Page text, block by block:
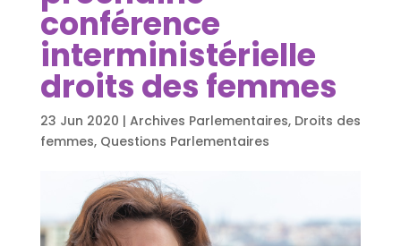
conférence
interministérielle
droits des femmes
23 Jun 2020 | Archives Parlementaires, Droits des
femmes, Questions Parlementaires